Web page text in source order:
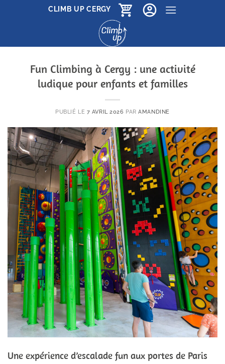
CLIMB UP CERGY
Fun Climbing à Cergy : une activité
ludique pour enfants et familles
PUBLIÉ LE 7 AVRIL 2026 PARAMANDINE
Une expérience d’escalade fun aux portes de Paris